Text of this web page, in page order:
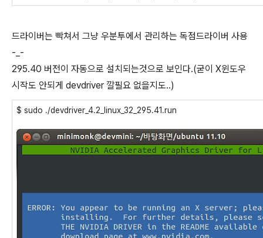
드라이버는 빡쳐서 그냥 우분투에서 관리하는 독점드라이버 사용
-_-
295.40 버전이 자동으로 설치되는것으로 보인다.(굳이 X윈도우
시작도 안되게 devdriver 깔필요 없을지도..)
$ sudo ./devdriver_4.2_linux_32_295.41.run